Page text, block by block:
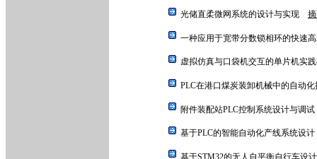
光储直柔微网系统的设计与实现
一种应用于宽带分数锁相环的快速
虚拟仿真与口袋机交互的单片机实
PLC在港口煤炭装卸机械中的自动
附件装配站PLC控制系统设计与调
基于PLC的智能自动化产线系统设
基于STM32的无人自平衡自行车